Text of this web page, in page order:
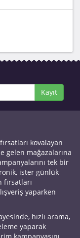
Kayıt
kovalayan
gelen mağazalarına
tek bir
ister günlük
yaparken
hızlı arama,
yaparak